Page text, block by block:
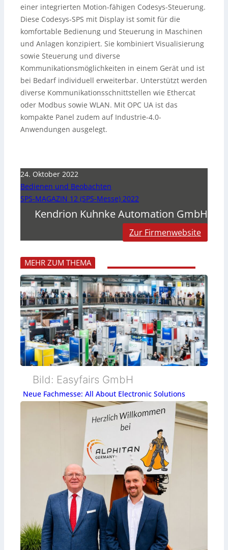
einer integrierten Motion-fähigen Codesys-Steuerung.
Diese Codesys-SPS mit Display ist somit für die
komfortable Bedienung und Steuerung in Maschinen
und Anlagen konzipiert. Sie kombiniert Visualisierung
sowie Steuerung und diverse
Kommunikationsmöglichkeiten in einem Gerät und ist
bei Bedarf individuell erweiterbar. Unterstützt werden
diverse Kommunikationsschnittstellen wie Ethercat
oder Modbus sowie WLAN. Mit OPC UA ist das
kompakte Panel zudem auf Industrie-4.0-
Anwendungen ausgelegt.
24. Oktober 2022
Bedienen und Beobachten
SPS-MAGAZIN 12 (SPS-Messe) 2022
Kendrion Kuhnke Automation GmbH
Zur Firmenwebsite
MEHR ZUM THEMA
Bild: Easyfairs GmbH
Neue Fachmesse: All About Electronic Solutions